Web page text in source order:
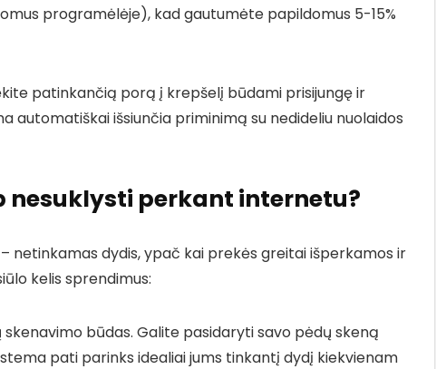
programėlėje), kad gautumėte papildomus 5-15%
patinkančią porą į krepšelį būdami prisijungę ir
automatiškai išsiunčia priminimą su nedideliu nuolaidos
nesuklysti perkant internetu?
netinkamas dydis, ypač kai prekės greitai išperkamos ir
kelis sprendimus:
skenavimo būdas. Galite pasidaryti savo pėdų skeną
pati parinks idealiai jums tinkantį dydį kiekvienam